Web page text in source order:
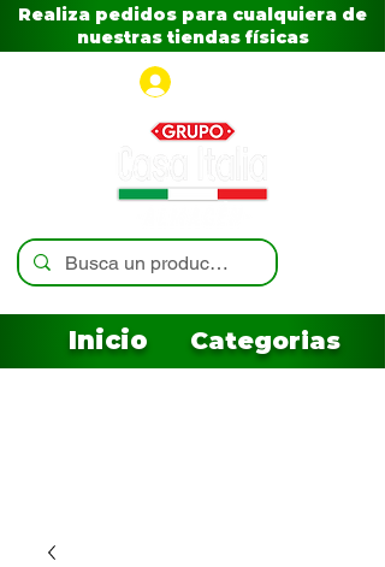
Realiza pedidos para cualquiera de
nuestras tiendas físicas
Inicio Categorias